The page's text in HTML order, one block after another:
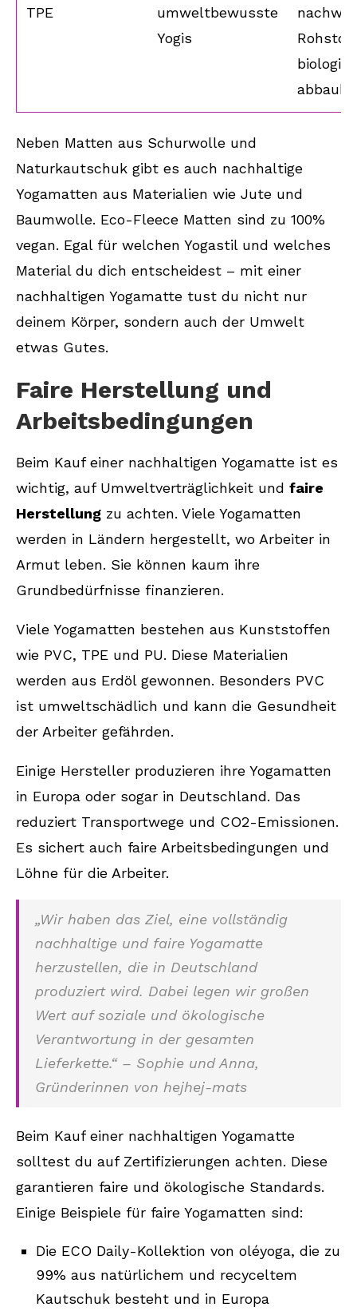
TPE
umweltbewusste
Yogis
Neben Matten aus Schurwolle und
Naturkautschuk gibt es auch nachhaltige
Yogamatten aus Materialien wie Jute und
Baumwolle. Eco-Fleece Matten sind zu 100%
vegan. Egal für welchen Yogastil und welches
Material du dich entscheidest – mit einer
nachhaltigen Yogamatte tust du nicht nur
deinem Körper, sondern auch der Umwelt
etwas Gutes.
Faire Herstellung und
Arbeitsbedingungen
Beim Kauf einer nachhaltigen Yogamatte ist es
wichtig, auf Umweltverträglichkeit und faire
Herstellung zu achten. Viele Yogamatten
werden in Ländern hergestellt, wo Arbeiter in
Armut leben. Sie können kaum ihre
Grundbedürfnisse finanzieren.
Viele Yogamatten bestehen aus Kunststoffen
wie PVC, TPE und PU. Diese Materialien
werden aus Erdöl gewonnen. Besonders PVC
ist umweltschädlich und kann die Gesundheit
der Arbeiter gefährden.
Einige Hersteller produzieren ihre Yogamatten
in Europa oder sogar in Deutschland. Das
reduziert Transportwege und CO2-Emissionen.
Es sichert auch faire Arbeitsbedingungen und
Löhne für die Arbeiter.
„Wir haben das Ziel, eine vollständig
nachhaltige und faire Yogamatte
herzustellen, die in Deutschland
produziert wird. Dabei legen wir großen
Wert auf soziale und ökologische
Verantwortung in der gesamten
Lieferkette.“ – Sophie und Anna,
Gründerinnen von hejhej-mats
Beim Kauf einer nachhaltigen Yogamatte
solltest du auf Zertifizierungen achten. Diese
garantieren faire und ökologische Standards.
Einige Beispiele für faire Yogamatten sind:
Die ECO Daily-Kollektion von oléyoga, die zu
99% aus natürlichem und recyceltem
Kautschuk besteht und in Europa